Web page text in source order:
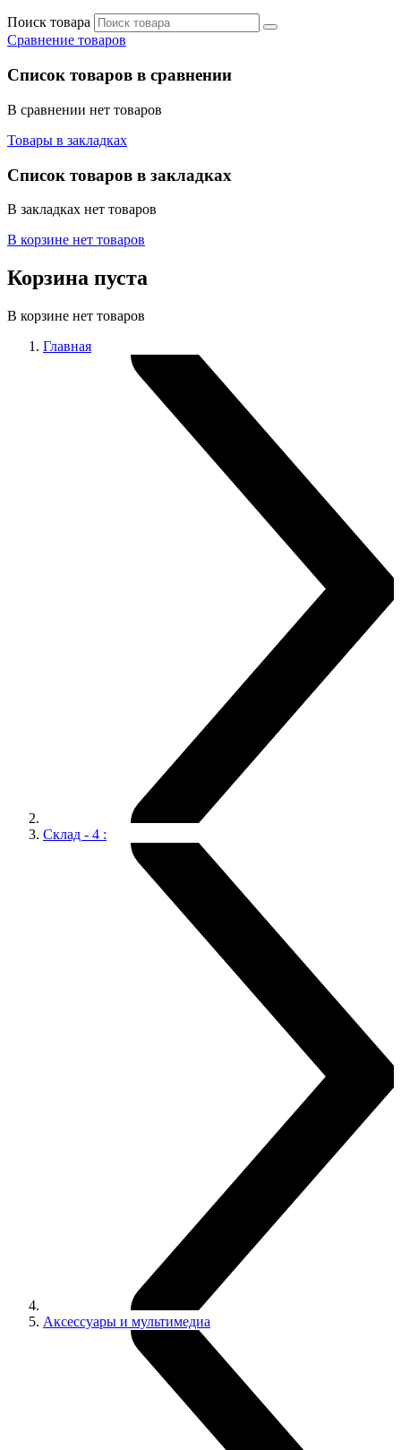
Поиск товара
Сравнение товаров
Список товаров в сравнении
В сравнении нет товаров
Товары в закладках
Список товаров в закладках
В закладках нет товаров
В корзине нет товаров
Корзина пуста
В корзине нет товаров
Главная
Склад - 4 :
Аксессуары и мультимедиа